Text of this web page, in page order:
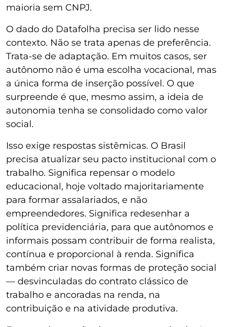
maioria sem CNPJ.
O dado do Datafolha precisa ser lido nesse
contexto. Não se trata apenas de preferência.
Trata-se de adaptação. Em muitos casos, ser
autônomo não é uma escolha vocacional, mas
a única forma de inserção possível. O que
surpreende é que, mesmo assim, a ideia de
autonomia tenha se consolidado como valor
social.
Isso exige respostas sistêmicas. O Brasil
precisa atualizar seu pacto institucional com o
trabalho. Significa repensar o modelo
educacional, hoje voltado majoritariamente
para formar assalariados, e não
empreendedores. Significa redesenhar a
política previdenciária, para que autônomos e
informais possam contribuir de forma realista,
contínua e proporcional à renda. Significa
também criar novas formas de proteção social
— desvinculadas do contrato clássico de
trabalho e ancoradas na renda, na
contribuição e na atividade produtiva.